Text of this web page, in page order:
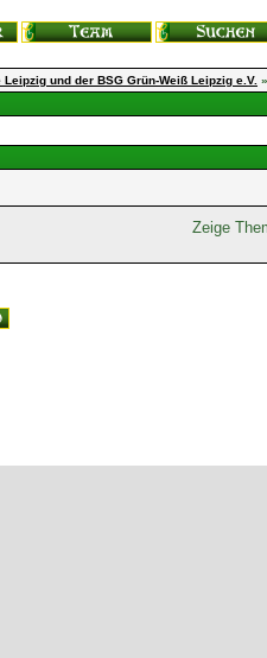
und der BSG Grün-Weiß Leipzig e.V.
Zeige